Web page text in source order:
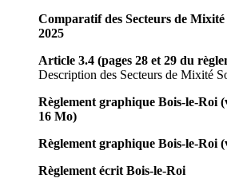
Comparatif des Secteurs de Mixité
2025
Article 3.4 (pages 28 et 29 du
Description des Secteurs de Mixité
Règlement graphique Bois-le-Roi
16 Mo)
Règlement graphique Bois-le-Roi
Règlement écrit Bois-le-Roi